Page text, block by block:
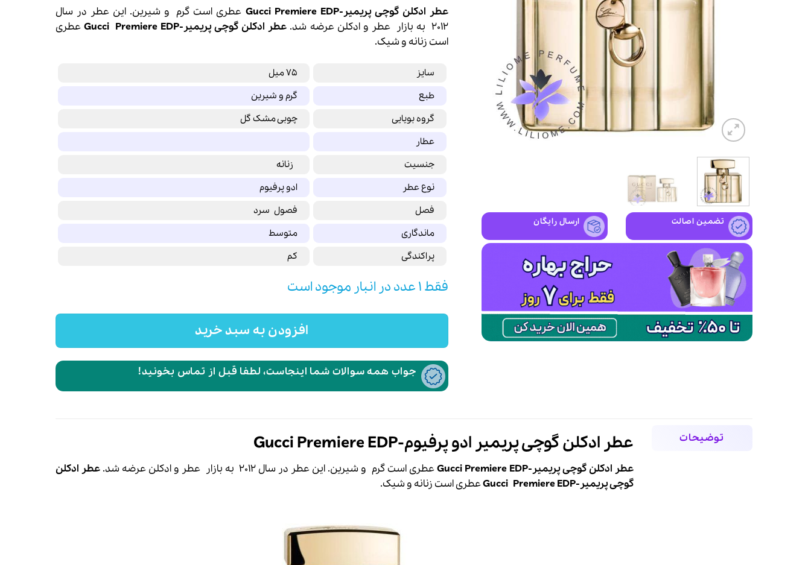
تضمین اصالت ارسال رایگان
بود. است.عطر ادکلن گوچی پریمیر-Gucci Premiere EDP
عطری است گرم و شیرین. این عطر در سال
2012 به بازار
عطر وادکلن عرضه شد. عطر ادکلن گوچیپریمیر- Gucci Premiere EDP
عطری
است زنانه و شیک.
سایز
75 میل
طبع
گرم و شیرین
گروه بویایی
چوبی مشک گل
عطار
جنسیت
زنانه
نوع عطر
ادو پرفیوم
فصل
فصول سرد
ماندگاری
متوسط
پراکندگی
کم
فقط 1 عدد در انبار موجود است
افزودن به سبد خرید
جواب همه سوالات شما اینجاست، لطفا قبل از تماس بخونید!
توضیحات عطر ادکلن گوچی پریمیر ادو پرفیوم-Gucci Premiere EDP
عطر ادکلن گوچی پریمیر-Gucci Premiere EDP عطری است گرم و شیرین. این عطر در سال 2012 به بازار عطر و ادکلن عرضه شد.عطر ادکلن
گوچیپریمیر- GucciPremiere EDP عطری است زنانه و شیک.